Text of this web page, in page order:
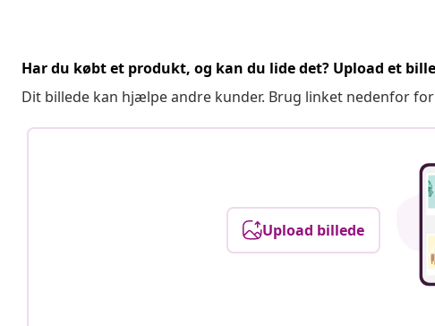
Har du købt et produkt, og kan du lide det? Upload et
Dit billede kan hjælpe andre kunder. Brug linket nedenfor
Upload billede